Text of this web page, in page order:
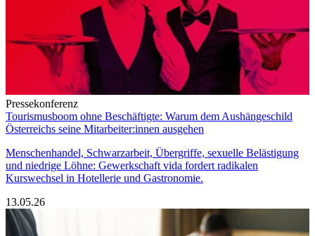
Pressekonferenz
Tourismusboom ohne Beschäftigte: Warum dem Aushängeschild
Österreichs seine Mitarbeiter:innen ausgehen
Menschenhandel, Schwarzarbeit, Übergriffe, sexuelle Belästigung
und niedrige Löhne: Gewerkschaft vida fordert radikalen
Kurswechsel in Hotellerie und Gastronomie.
13.05.26